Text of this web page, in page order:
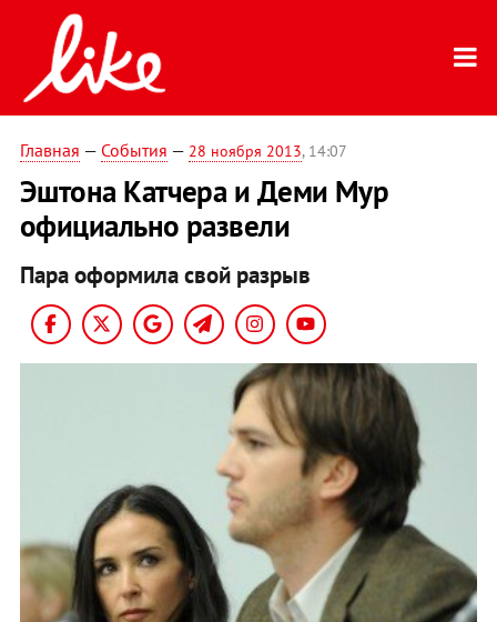
Главная — События — 28 ноября 2013, 14:07
Эштона Катчера и Деми Мур
официально развели
Пара оформила свой разрыв